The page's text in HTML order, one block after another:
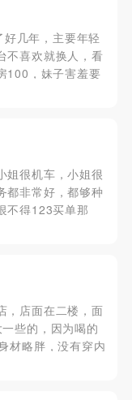
几年，主要年轻
不喜欢就换人，看
100，妹子害羞要
一起亲亲缠绵像
姐很机车，小姐很
都非常好，都够种
不得123买单那
跟不上了，来他
，店面在二楼，面
些的，因为喝的
材略胖，没有穿内
间不是很长因为